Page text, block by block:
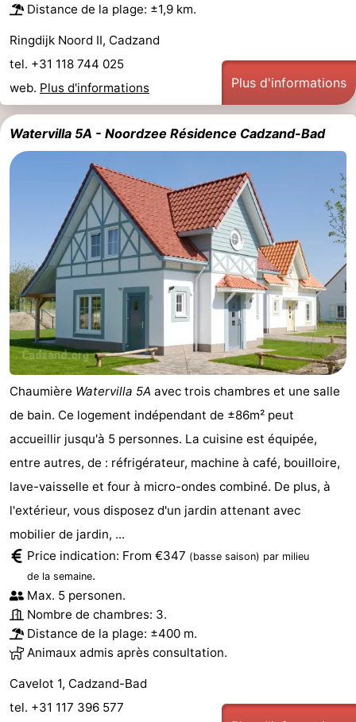
Distance de la plage: ±1,9 km.
Ringdijk Noord II, Cadzand
tel. +31 118 744 025
web. Plus d'informations Plus d'informations
Watervilla 5A - Noordzee Résidence Cadzand-Bad
Chaumière Watervilla 5A avec trois chambres et une salle
de bain. Ce logement indépendant de ±86m² peut
accueillir jusqu'à 5 personnes. La cuisine est équipée,
entre autres, de : réfrigérateur, machine à café, bouilloire,
lave-vaisselle et four à micro-ondes combiné. De plus, à
l'extérieur, vous disposez d'un jardin attenant avec
mobilier de jardin, ...
Price indication: From €347 (basse saison) par milieu
de la semaine.
Max. 5 personen.
Nombre de chambres: 3.
Distance de la plage: ±400 m.
Animaux admis après consultation.
Cavelot 1, Cadzand-Bad
tel. +31 117 396 577